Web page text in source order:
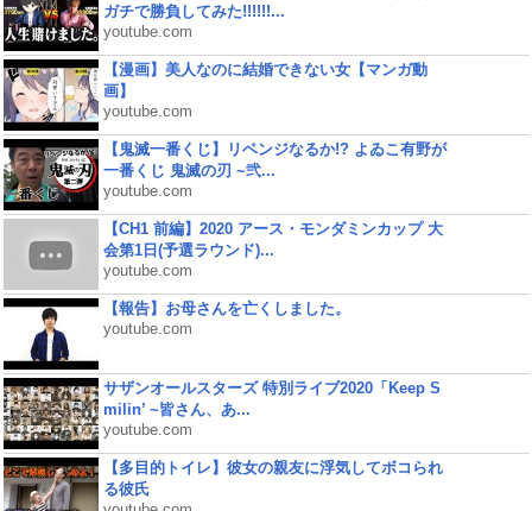
ガチで勝負してみた!!!!!!...
youtube.com
【漫画】美人なのに結婚できない女【マンガ動
画】
youtube.com
【鬼滅一番くじ】リベンジなるか!? よゐこ有野が
一番くじ 鬼滅の刃 ~弐...
youtube.com
【CH1 前編】2020 アース・モンダミンカップ 大
会第1日(予選ラウンド)...
youtube.com
【報告】お母さんを亡くしました。
youtube.com
サザンオールスターズ 特別ライブ2020「Keep S
milin’ ~皆さん、あ...
youtube.com
【多目的トイレ】彼女の親友に浮気してボコられ
る彼氏